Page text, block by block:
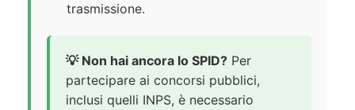
trasmissione.
💡 Non hai ancora lo SPID? Per
partecipare ai concorsi pubblici,
inclusi quelli INPS, è necessario